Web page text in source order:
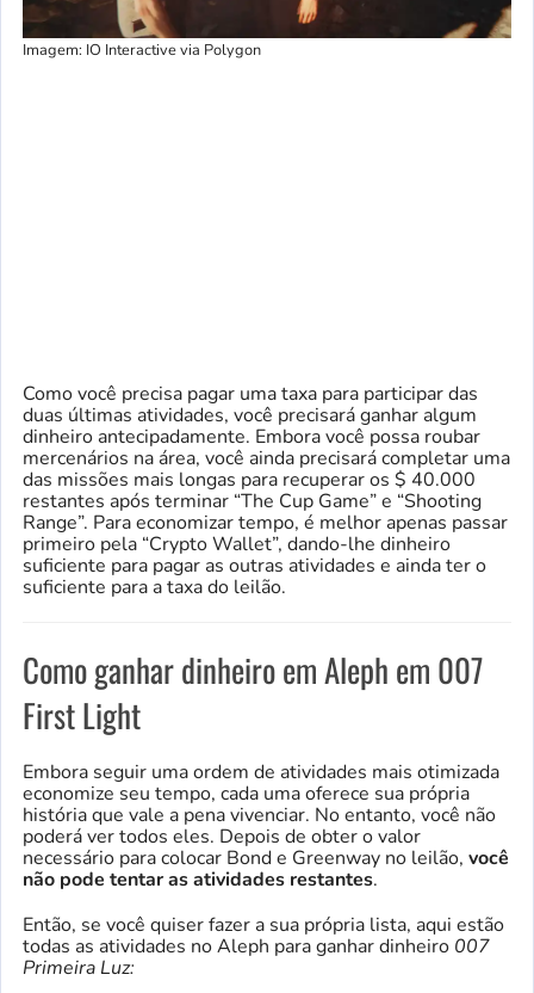
Imagem: IO Interactive via Polygon
Como você precisa pagar uma taxa para participar das
duas últimas atividades, você precisará ganhar algum
dinheiro antecipadamente. Embora você possa roubar
mercenários na área, você ainda precisará completar uma
das missões mais longas para recuperar os $ 40.000
restantes após terminar “The Cup Game” e “Shooting
Range”. Para economizar tempo, é melhor apenas passar
primeiro pela “Crypto Wallet”, dando-lhe dinheiro
suficiente para pagar as outras atividades e ainda ter o
suficiente para a taxa do leilão.
Como ganhar dinheiro em Aleph em 007
First Light
Embora seguir uma ordem de atividades mais otimizada
economize seu tempo, cada uma oferece sua própria
história que vale a pena vivenciar. No entanto, você não
poderá ver todos eles. Depois de obter o valor
necessário para colocar Bond e Greenway no leilão, você
não pode tentar as atividades restantes.
Então, se você quiser fazer a sua própria lista, aqui estão
todas as atividades no Aleph para ganhar dinheiro 007
Primeira Luz: